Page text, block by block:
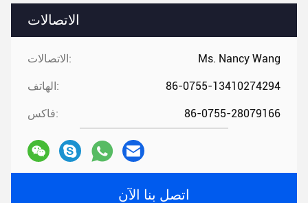
الاتصالات
الاتصالات: Ms. Nancy Wang
الهاتف: 86-0755-13410274294
فاكس: 86-0755-28079166
اتصل بنا الآن